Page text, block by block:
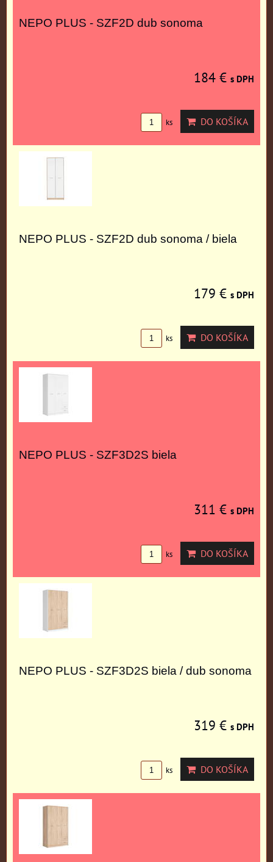
NEPO PLUS - SZF2D dub sonoma
184 € s DPH
ks DO KOŠÍKA
NEPO PLUS - SZF2D dub sonoma / biela
179 € s DPH
ks DO KOŠÍKA
NEPO PLUS - SZF3D2S biela
311 € s DPH
ks DO KOŠÍKA
NEPO PLUS - SZF3D2S biela / dub sonoma
319 € s DPH
ks DO KOŠÍKA